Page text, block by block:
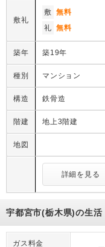
敷礼
敷 無料
礼 無料
築年 築19年
種別 マンション
構造 鉄骨造
階建 地上3階建
地図
詳細を見る
宇都宮市(栃木県)の生活
ガス料金